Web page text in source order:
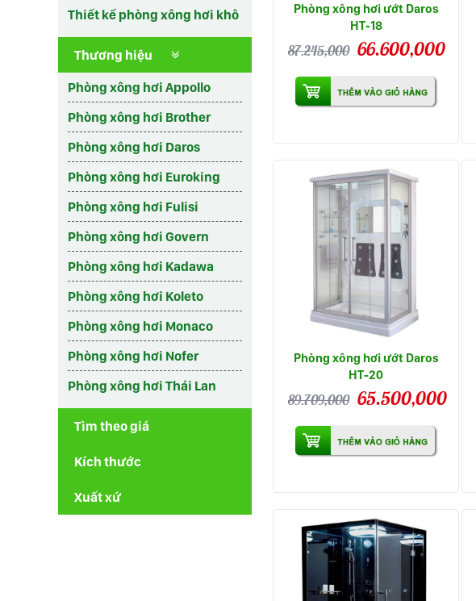
Thiết kế phòng xông hơi khô
Thương hiệu
Phòng xông hơi Appollo
Phòng xông hơi Brother
Phòng xông hơi Daros
Phòng xông hơi Euroking
Phòng xông hơi Fulisi
Phòng xông hơi Govern
Phòng xông hơi Kadawa
Phòng xông hơi Koleto
Phòng xông hơi Monaco
Phòng xông hơi Nofer
Phòng xông hơi Thái Lan
Tìm theo giá
Kích thước
Xuất xứ
Phòng xông hơi ướt Daros
HT-18
87.245,000 66.600,000
Phòng xông hơi ướt Daros
HT-20
89.709,000 65.500,000